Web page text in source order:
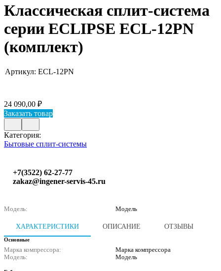
Классическая сплит-система
серии ECLIPSE ECL-12PN
(комплект)
Артикул: ECL-12PN
24 090,00 ₽
Заказать товар
Категория:
Бытовые сплит-системы
+7(3522) 62-27-77
zakaz@ingener-servis-45.ru
Модель: Модель
ХАРАКТЕРИСТИКИ ОПИСАНИЕ ОТЗЫВЫ
Основные
Марка компрессора:
Марка компрессора
Модель:
Модель